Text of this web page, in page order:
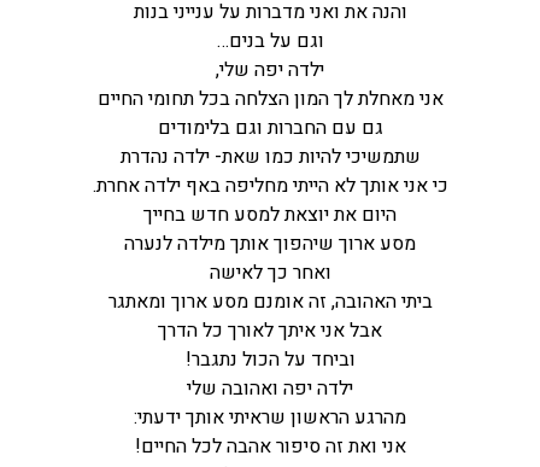
והנה את ואני מדברות על ענייני בנות
וגם על בנים…
ילדה יפה שלי,
אני מאחלת לך המון הצלחה בכל תחומי החיים
גם עם החברות וגם בלימודים
שתמשיכי להיות כמו שאת- ילדה נהדרת
כי אני אותך לא הייתי מחליפה באף ילדה אחרת.
היום את יוצאת למסע חדש בחייך
מסע ארוך שיהפוך אותך מילדה לנערה
ואחר כך לאישה
ביתי האהובה, זה אומנם מסע ארוך ומאתגר
אבל אני איתך לאורך כל הדרך
וביחד על הכול נתגבר!
ילדה יפה ואהובה שלי
מהרגע הראשון שראיתי אותך ידעתי:
אני ואת זה סיפור אהבה לכל החיים!